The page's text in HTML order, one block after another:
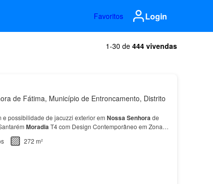
Favoritos Login
1-30 de 444 vivendas
de Fátima, Município de Entroncamento, Distrito
e possibilidade de jacuzzi exterior em NossaSenhorade
MoradiaT4 com Design Contemporâneo em Zona
Apresentamos esta
272 m²